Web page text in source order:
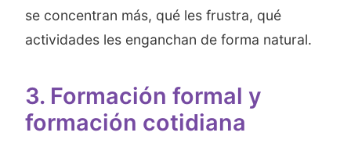
se concentran más, qué les frustra, qué
actividades les enganchan de forma natural.
3. Formación formal y
formación cotidiana